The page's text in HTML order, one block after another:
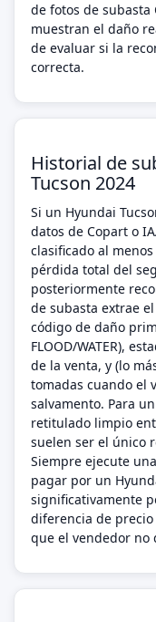
de fotos de
muestran el daño
de evaluar si la
correcta.
Historial de
Tucson 2024
Si un Hyundai
datos de Copart o
clasificado al
pérdida total del
posteriormente
de subasta extrae
código de daño
FLOOD/WATER),
de la venta, y (lo
tomadas cuando el
salvamento. Para
retitulado limpio
suelen ser el único
Siempre ejecute
pagar por un
significativamente
diferencia de
que el vendedor no